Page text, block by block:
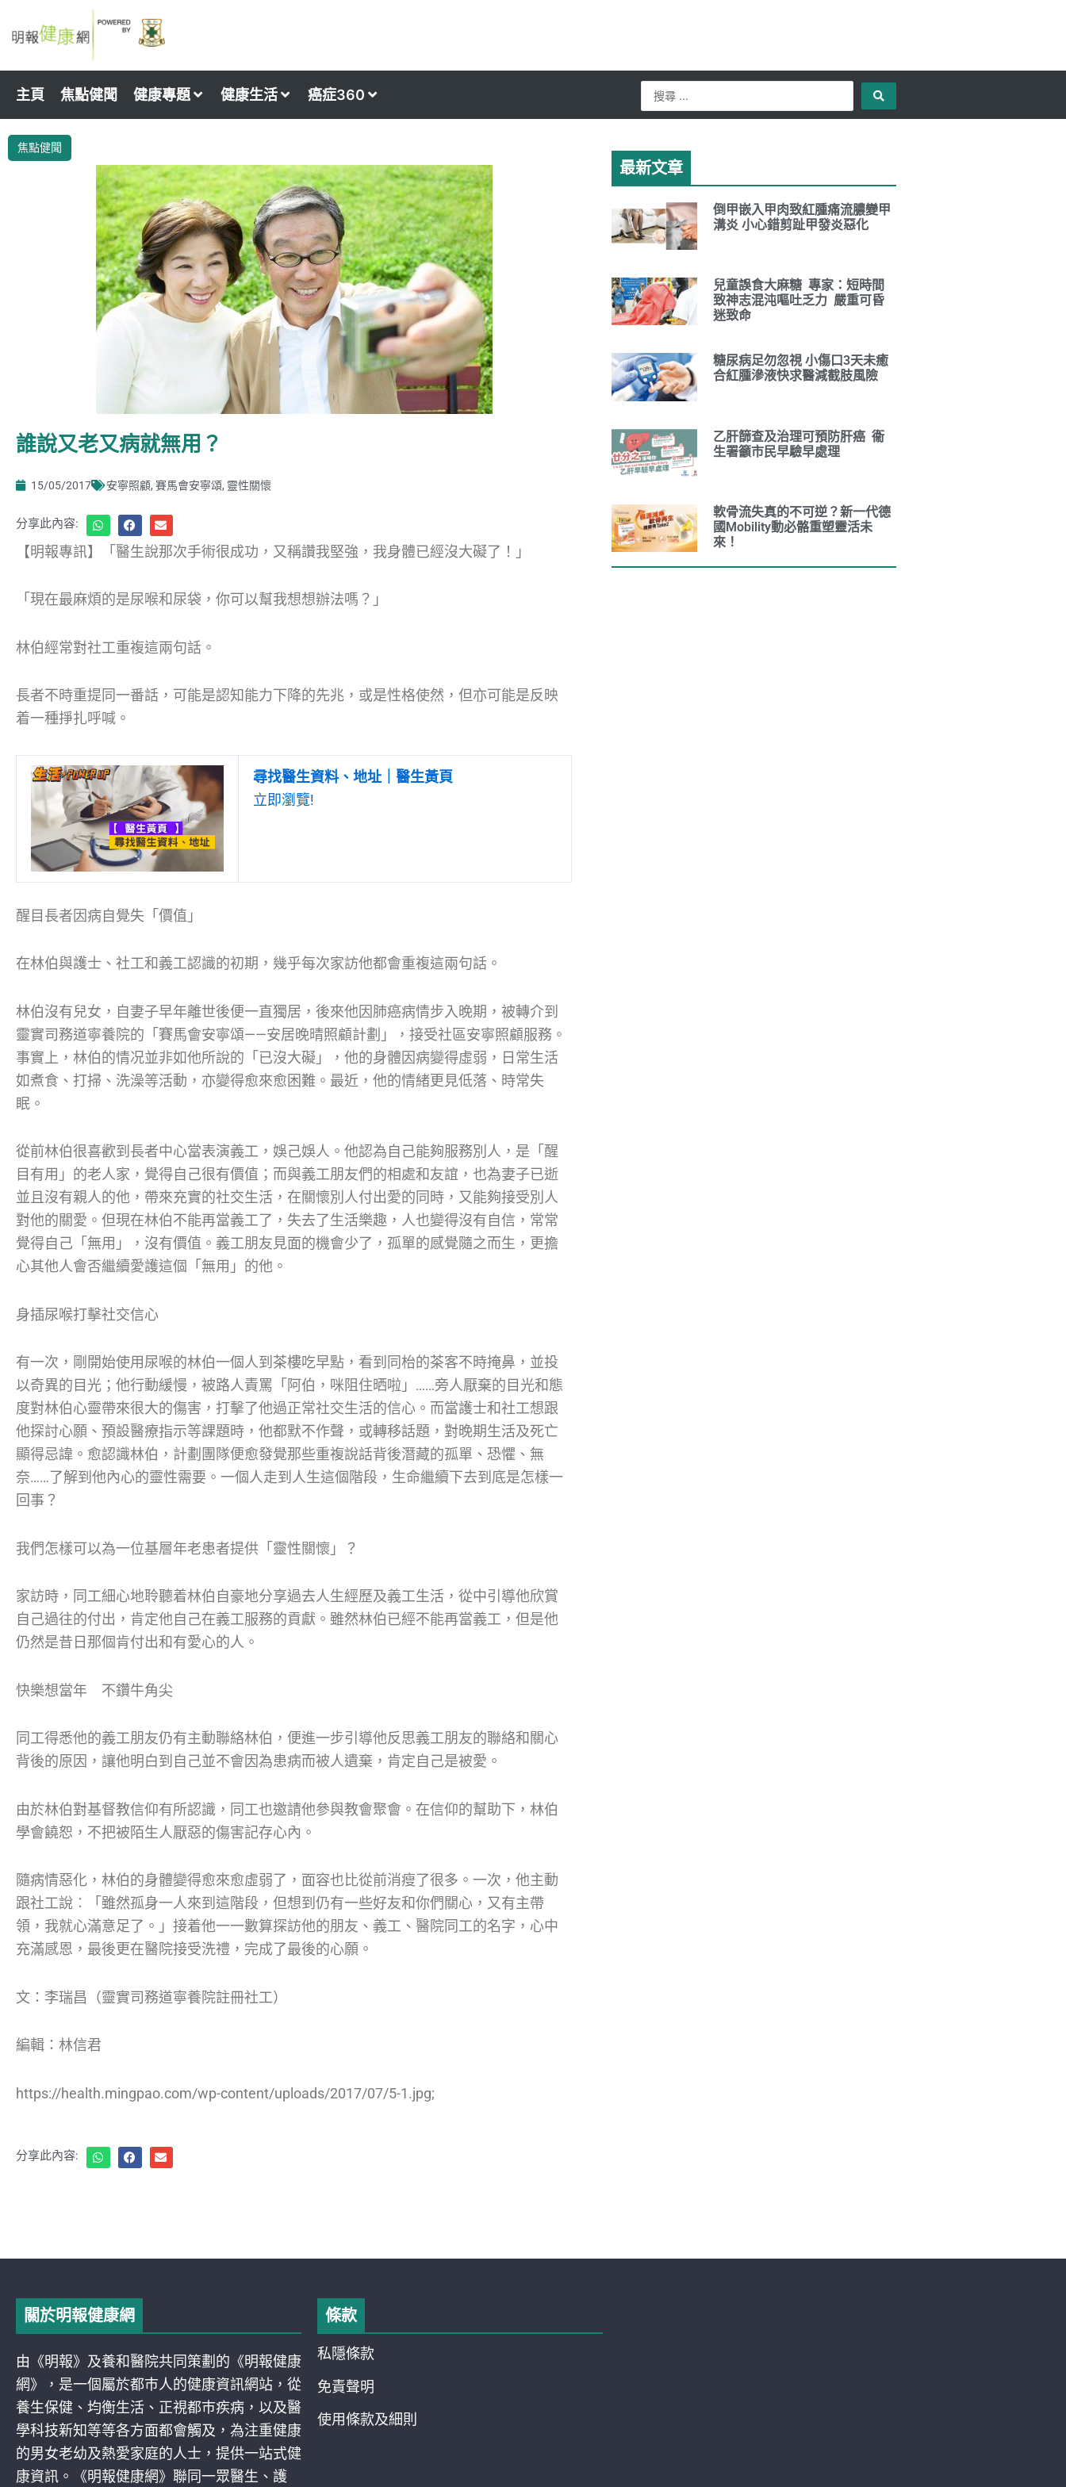
to
主頁 焦點健聞 健康專題 健康生活 癌症360
Search
...
焦點健聞
誰說又老又病就無用？
15/05/2017 安寧照顧, 賽馬會安寧頌, 靈性關懷
分享此內容:
【明報專訊】「醫生說那次手術很成功，又稱讚我堅強，我身體已經沒大礙了！」
「現在最麻煩的是尿喉和尿袋，你可以幫我想想辦法嗎？」
林伯經常對社工重複這兩句話。
長者不時重提同一番話，可能是認知能力下降的先兆，或是性格使然，但亦可能是反映
着一種掙扎呼喊。
尋找醫生資料、地址｜醫生黃頁
立即瀏覽!
醒目長者因病自覺失「價值」
在林伯與護士、社工和義工認識的初期，幾乎每次家訪他都會重複這兩句話。
林伯沒有兒女，自妻子早年離世後便一直獨居，後來他因肺癌病情步入晚期，被轉介到
靈實司務道寧養院的「賽馬會安寧頌——安居晚晴照顧計劃」，接受社區安寧照顧服務。
事實上，林伯的情况並非如他所說的「已沒大礙」，他的身體因病變得虛弱，日常生活
如煮食、打掃、洗澡等活動，亦變得愈來愈困難。最近，他的情緒更見低落、時常失
眠。
從前林伯很喜歡到長者中心當表演義工，娛己娛人。他認為自己能夠服務別人，是「醒
目有用」的老人家，覺得自己很有價值；而與義工朋友們的相處和友誼，也為妻子已逝
並且沒有親人的他，帶來充實的社交生活，在關懷別人付出愛的同時，又能夠接受別人
對他的關愛。但現在林伯不能再當義工了，失去了生活樂趣，人也變得沒有自信，常常
覺得自己「無用」，沒有價值。義工朋友見面的機會少了，孤單的感覺隨之而生，更擔
心其他人會否繼續愛護這個「無用」的他。
身插尿喉打擊社交信心
有一次，剛開始使用尿喉的林伯一個人到茶樓吃早點，看到同枱的茶客不時掩鼻，並投
以奇異的目光；他行動緩慢，被路人責罵「阿伯，咪阻住晒啦」……旁人厭棄的目光和態
度對林伯心靈帶來很大的傷害，打擊了他過正常社交生活的信心。而當護士和社工想跟
他探討心願、預設醫療指示等課題時，他都默不作聲，或轉移話題，對晚期生活及死亡
顯得忌諱。愈認識林伯，計劃團隊便愈發覺那些重複說話背後潛藏的孤單、恐懼、無
奈……了解到他內心的靈性需要。一個人走到人生這個階段，生命繼續下去到底是怎樣一
回事？
我們怎樣可以為一位基層年老患者提供「靈性關懷」？
家訪時，同工細心地聆聽着林伯自豪地分享過去人生經歷及義工生活，從中引導他欣賞
自己過往的付出，肯定他自己在義工服務的貢獻。雖然林伯已經不能再當義工，但是他
仍然是昔日那個肯付出和有愛心的人。
快樂想當年 不鑽牛角尖
同工得悉他的義工朋友仍有主動聯絡林伯，便進一步引導他反思義工朋友的聯絡和關心
背後的原因，讓他明白到自己並不會因為患病而被人遺棄，肯定自己是被愛。
由於林伯對基督教信仰有所認識，同工也邀請他參與教會聚會。在信仰的幫助下，林伯
學會饒恕，不把被陌生人厭惡的傷害記存心內。
隨病情惡化，林伯的身體變得愈來愈虛弱了，面容也比從前消瘦了很多。一次，他主動
跟社工說︰「雖然孤身一人來到這階段，但想到仍有一些好友和你們關心，又有主帶
領，我就心滿意足了。」接着他一一數算探訪他的朋友、義工、醫院同工的名字，心中
充滿感恩，最後更在醫院接受洗禮，完成了最後的心願。
文：李瑞昌（靈實司務道寧養院註冊社工）
編輯：林信君
https://health.mingpao.com/wp-content/uploads/2017/07/5-1.jpg;
分享此內容:
最新文章
倒甲嵌入甲肉致紅腫痛流膿變甲
溝炎 小心錯剪趾甲發炎惡化
兒童誤食大麻糖 專家：短時間
致神志混沌嘔吐乏力 嚴重可昏
迷致命
糖尿病足勿忽視 小傷口3天未癒
合紅腫滲液快求醫減截肢風險
乙肝篩查及治理可預防肝癌 衞
生署籲市民早驗早處理
軟骨流失真的不可逆？新一代德
國Mobility動必骼重塑靈活未
來！
關於明報健康網
由《明報》及養和醫院共同策劃的《明報健康
網》，是一個屬於都巿人的健康資訊網站，從
養生保健、均衡生活、正視都巿疾病，以及醫
學科技新知等等各方面都會觸及，為注重健康
的男女老幼及熱愛家庭的人士，提供一站式健
康資訊。《明報健康網》聯同一眾醫生、護
條款
私隱條款
免責聲明
使用條款及細則